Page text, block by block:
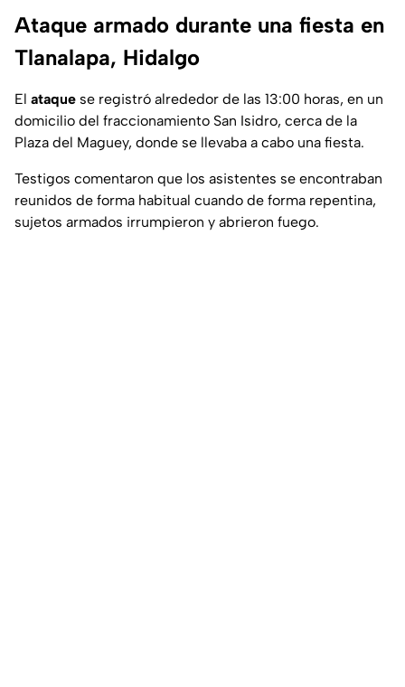
Ataque armado durante una fiesta en
Tlanalapa, Hidalgo
El ataque se registró alrededor de las 13:00 horas, en un
domicilio del fraccionamiento San Isidro, cerca de la
Plaza del Maguey, donde se llevaba a cabo una fiesta.
Testigos comentaron que los asistentes se encontraban
reunidos de forma habitual cuando de forma repentina,
sujetos armados irrumpieron y abrieron fuego.